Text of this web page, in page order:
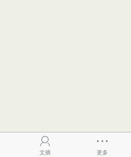
文摘 更多